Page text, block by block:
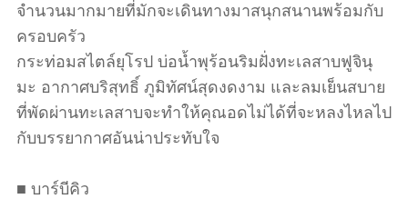
จำนวนมากมายที่มักจะเดินทางมาสนุกสนานพร้อมกับ
ครอบครัว
กระท่อมสไตล์ยุโรป บ่อน้ำพุร้อนริมฝั่งทะเลสาบฟูจินุ
มะ อากาศบริสุทธิ์ ภูมิทัศน์สุดงดงาม และลมเย็นสบาย
ที่พัดผ่านทะเลสาบจะทำให้คุณอดไม่ได้ที่จะหลงไหลไป
กับบรรยากาศอันน่าประทับใจ
■ บาร์บีคิว